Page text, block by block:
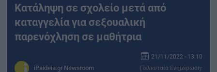
Κατάληψη σε σχολείο μετά από
καταγγελία για σεξουαλική
παρενόχληση σε μαθήτρια
iPaideia.gr Newsroom
21/11/2022 - 13:10
(Τελευταία Ενημέρωση: